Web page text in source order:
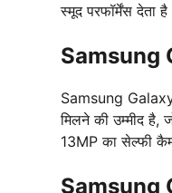
स्मूद परफॉर्मेंस
Samsung
Samsung Galaxy
मिलने की उम्मीद
13MP का सेल्फी
Samsung